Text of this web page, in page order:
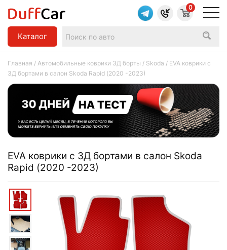
Каталог
0
Главная / Автомобильные коврики 3Д борты / Skoda / EVA коврики c
3Д бортами в салон Skoda Rapid (2020 -2023)
EVA коврики c 3Д бортами в салон Skoda
Rapid (2020 -2023)